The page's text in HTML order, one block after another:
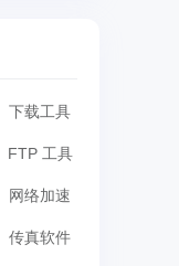
下载工具
FTP 工具
网络加速
传真软件